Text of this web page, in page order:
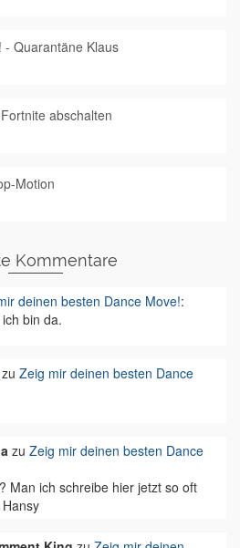
- Quarantäne Klaus
abschalten
Motion
Kommentare
deinen besten Dance Move!:
bin da.
zu Zeig mir deinen besten Dance
zu Zeig mir deinen besten Dance
Man ich schreibe hier jetzt so oft